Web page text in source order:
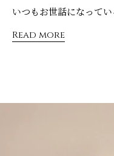
Read more